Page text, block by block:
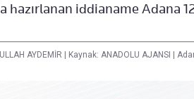
hazırlanan iddianame Adana
AYDEMİR | Kaynak: ANADOLU AJANSI |